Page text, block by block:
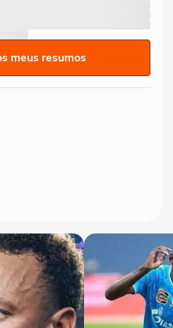
meus resumos